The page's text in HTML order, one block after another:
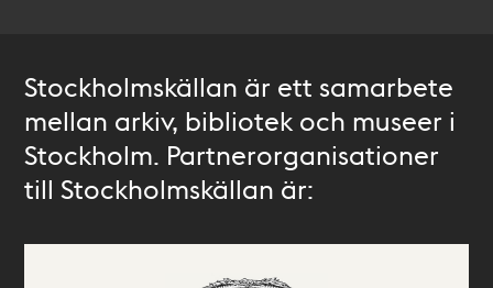
Stockholmskällan är ett samarbete
mellan arkiv, bibliotek och museer i
Stockholm. Partnerorganisationer
till Stockholmskällan är: